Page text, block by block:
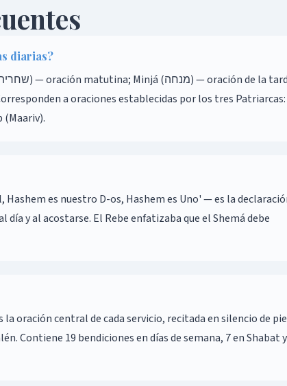
diarias?
(Maariv).
día y al acostarse. El Rebe enfatizaba que el Shemá debe
Contiene 19 bendiciones en días de semana, 7 en Shabat y